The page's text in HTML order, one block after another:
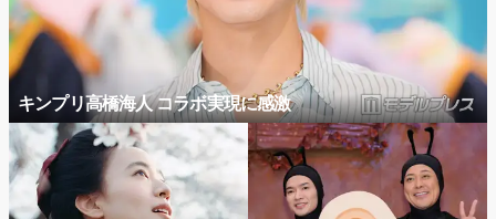
キンプリ高橋海人 コラボ実現に感激